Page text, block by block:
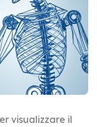
visualizzare il